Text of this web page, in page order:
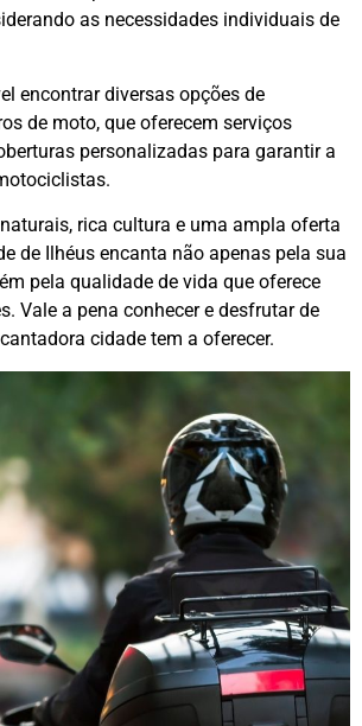
as necessidades individuais de
encontrar diversas opções de
de moto, que oferecem serviços
personalizadas para garantir a
rica cultura e uma ampla oferta
de Ilhéus encanta não apenas pela sua
pela qualidade de vida que oferece
Vale a pena conhecer e desfrutar de
cidade tem a oferecer.